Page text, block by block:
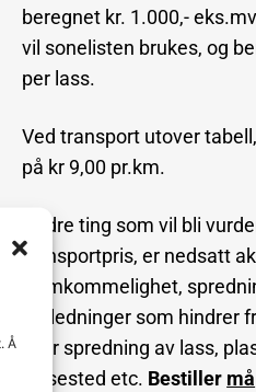
Å
beregnet kr. 1.000,-
vil sonelisten brukes, og
per lass.
Ved transport utover
på kr 9,00 pr.km.
Andre ting som vil bli
transportpris, er nedsatt
fremkommelighet,
luftledninger som hindrer
eller spredning av lass,
lossested etc. Bestiller må